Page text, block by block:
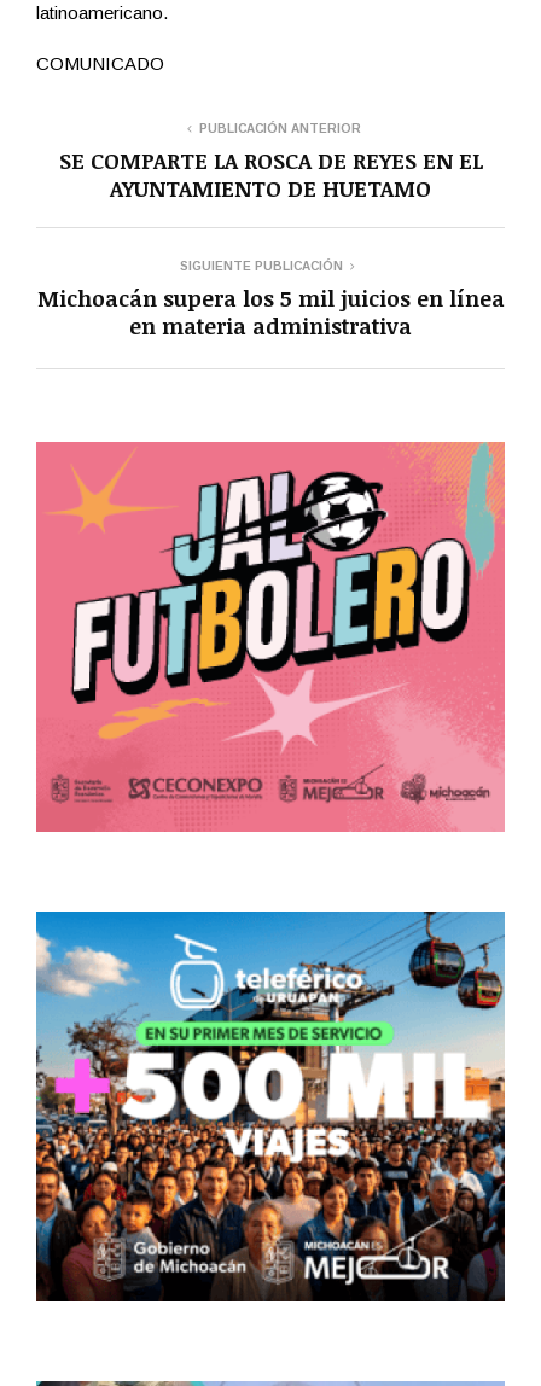
latinoamericano.
COMUNICADO
PUBLICACIÓN ANTERIOR
SE COMPARTE LA ROSCA DE REYES EN EL
AYUNTAMIENTO DE HUETAMO
SIGUIENTE PUBLICACIÓN
Michoacán supera los 5 mil juicios en línea
en materia administrativa